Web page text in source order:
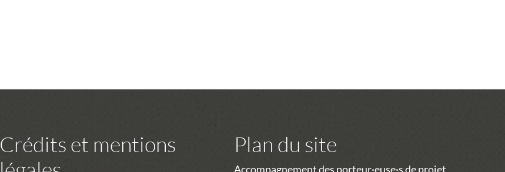
Crédits et mentions
Plan du site
Accompagnement des porteur·euse·s de projet